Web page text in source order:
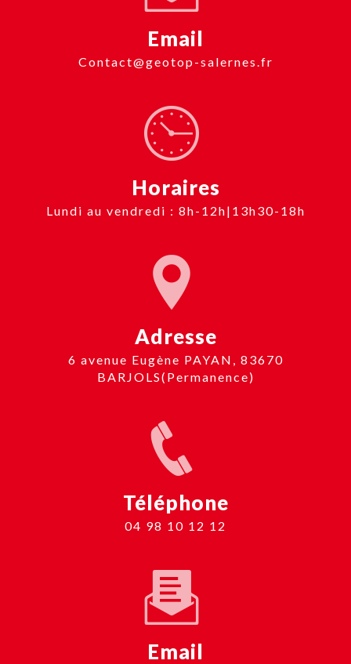
Email
contact@geotop-salernes.fr
Horaires
Lundi au vendredi : 8h-12h|13h30-18h
Adresse
6 avenue Eugène PAYAN, 83670
BARJOLS(Permanence)
Téléphone
04 98 10 12 12
Email